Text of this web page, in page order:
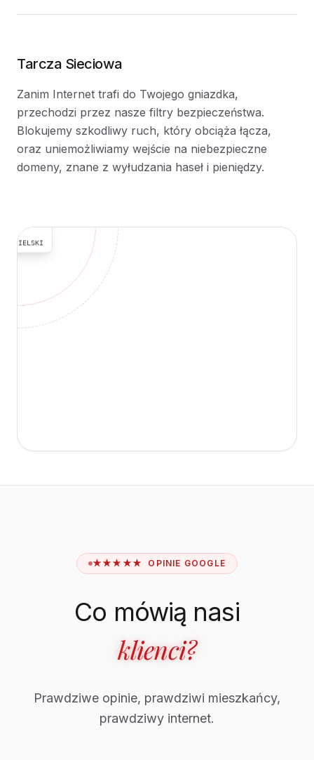
Tarcza Sieciowa
Zanim Internet trafi do Twojego gniazdka,
przechodzi przez nasze filtry bezpieczeństwa.
Blokujemy szkodliwy ruch, który obciąża łącza,
oraz uniemożliwiamy wejście na niebezpieczne
domeny, znane z wyłudzania haseł i pieniędzy.
★★★★★ OPINIE GOOGLE
Co mówią nasi
klienci?
Prawdziwe opinie, prawdziwi mieszkańcy,
prawdziwy internet.